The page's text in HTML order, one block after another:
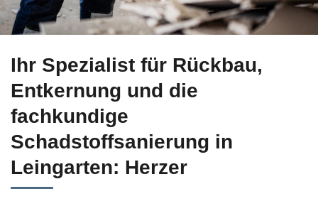
Ihr Spezialist für Rückbau,
Entkernung und die
fachkundige
Schadstoffsanierung in
Leingarten: Herzer